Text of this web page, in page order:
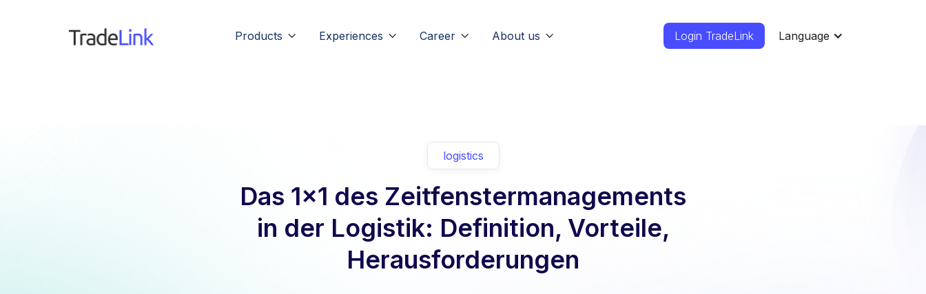
Products  Experiences  Career  About us  Login TradeLink Language
logistics
Das 1x1 des Zeitfenstermanagements
in der Logistik: Definition, Vorteile,
Herausforderungen